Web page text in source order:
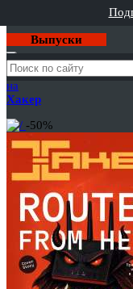
Выпуски
Годовая
подписка
на
Хакер
-50%